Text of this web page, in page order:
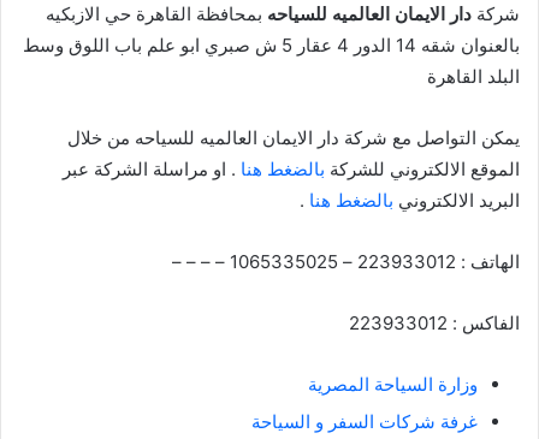
شركة دار الايمان العالميه للسياحه بمحافظة القاهرة حي الازبكيه
بالعنوان شقه 14 الدور 4 عقار 5 ش صبري ابو علم باب اللوق وسط
البلد القاهرة
يمكن التواصل مع شركة دار الايمان العالميه للسياحه من خلال
الموقع الالكتروني للشركة بالضغط هنا . او مراسلة الشركة عبر
البريد الالكتروني بالضغط هنا .
الهاتف : 223933012 – 1065335025 – – – –
الفاكس : 223933012
وزارة السياحة المصرية
غرفة شركات السفر و السياحة